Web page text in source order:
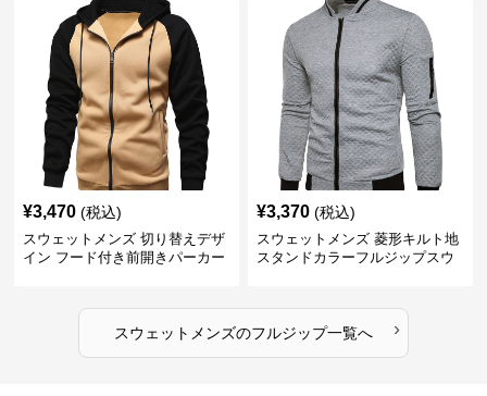
¥3,470 (税込)
スウェットメンズ 切り替えデザ
イン フード付き前開きパーカー
¥3,370 (税込)
スウェットメンズ 菱形キルト地
スタンドカラーフルジップスウ
スウェットメンズのフルジップ一覧へ ›